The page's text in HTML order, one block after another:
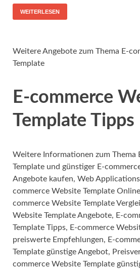
WEITERLESEN
Weitere Angebote zum Thema E-
Template
E-commerce
Template Tipps
Weitere Informationen zum Thema
Template und günstiger E-
Angebote kaufen, Web
commerce Website Template
commerce Website Template
Website Template Angebote, E-
Template Tipps, E-commerce
preiswerte Empfehlungen, E-
Template günstige Angebot,
commerce Website Template